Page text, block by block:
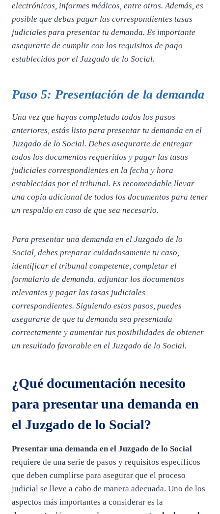
electrónicos, informes médicos, entre otros. Además, es
posible que debas pagar las correspondientes tasas
judiciales para presentar tu demanda. Es importante
asegurarte de cumplir con los requisitos de pago
establecidos por el Juzgado de lo Social.
Paso 5: Presentación de la demanda
Una vez que hayas completado todos los pasos
anteriores, estás listo para presentar tu demanda en el
Juzgado de lo Social. Debes asegurarte de entregar
todos los documentos requeridos y pagar las tasas
judiciales correspondientes en la fecha y hora
establecidas por el tribunal. Es recomendable llevar
una copia adicional de todos los documentos para tener
un respaldo en caso de que sea necesario.
Para presentar una demanda en el Juzgado de lo
Social, debes preparar cuidadosamente tu caso,
identificar el tribunal competente, completar el
formulario de demanda, adjuntar los documentos
relevantes y pagar las tasas judiciales
correspondientes. Siguiendo estos pasos, puedes
asegurarte de que tu demanda sea presentada
correctamente y aumentar tus posibilidades de obtener
un resultado favorable en el Juzgado de lo Social.
¿Qué documentación necesito
para presentar una demanda en
el Juzgado de lo Social?
Presentar una demanda en el Juzgado de lo Social
requiere de una serie de pasos y requisitos específicos
que deben cumplirse para asegurar que el proceso
judicial se lleve a cabo de manera adecuada. Uno de los
aspectos más importantes a considerar es la